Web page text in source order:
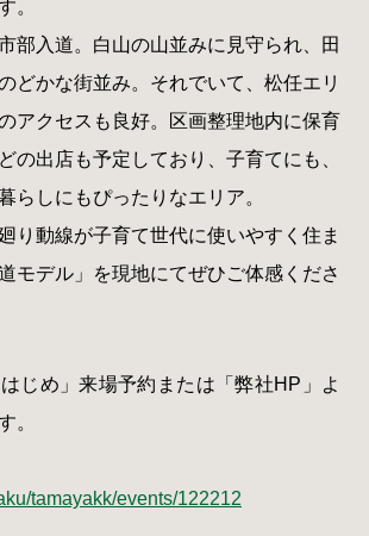
。
部入道。白山の山並みに見守られ、田
どかな街並み。それでいて、松任エリ
アクセスも良好。区画整理地内に保育
の出店も予定しており、子育てにも、
らしにもぴったりなエリア。
り動線が子育て世代に使いやすく住ま
モデル」を現地にてぜひご体感くださ
じめ」来場予約または「弊社HP」よ
。
tamayakk/events/122212